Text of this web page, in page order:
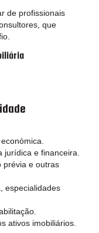
de profissionais
que
jurídica e financeira.
prévia e outras
especialidades
ativos imobiliários.